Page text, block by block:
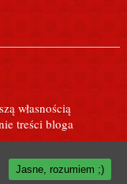
własnością
treści bloga
Jasne, rozumiem ;)